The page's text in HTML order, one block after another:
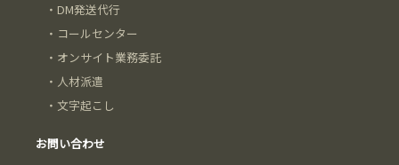
・ DM発送代行
・ コールセンター
・ オンサイト業務委託
・ 人材派遣
・ 文字起こし
お問い合わせ